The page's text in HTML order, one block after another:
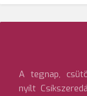
A tegnap,
nyílt